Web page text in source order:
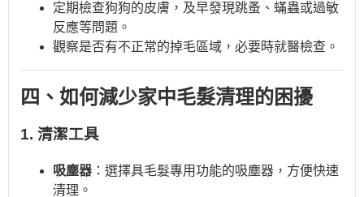
定期檢查狗狗的皮膚，及早發現跳蚤、蟎蟲或過敏
反應等問題。
觀察是否有不正常的掉毛區域，必要時就醫檢查。
四、如何減少家中毛髮清理的困擾
1. 清潔工具
吸塵器 ：選擇具毛髮專用功能的吸塵器，方便快速
清理。